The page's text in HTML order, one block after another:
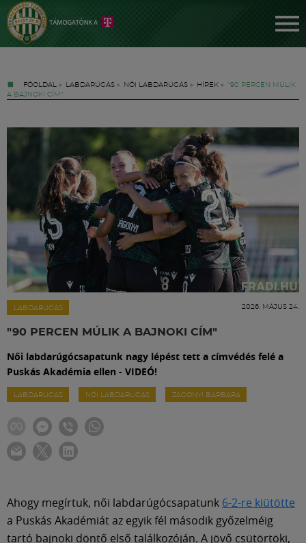
FŐOLDAL » LABDARÚGÁS » NŐI LABDARÚGÁS » HÍREK »
"90 PERCEN MÚLIK
A BAJNOKI CÍM"
LABDARÚGÁS 2026. MÁJUS 24.
"90 PERCEN MÚLIK A BAJNOKI CÍM"
Női labdarúgócsapatunk nagy lépést tett a címvédés felé a
Puskás Akadémia ellen - VIDEÓ!
LABDARÚGÁS NŐI LABDARÚGÁS ZÁGONYI BARBARA
Ahogy megírtuk, női labdarúgócsapatunk 6-2-re kiütötte
a Puskás Akadémiát az egyik fél második győzelméig
tartó bajnoki döntő első találkozóján. A jövő csütörtöki,
Jegyek
FM YouTube +
Hírek
Labdarúgás
Szakosztályok
Meccscenter
Klub
Shop